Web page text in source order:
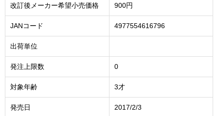
改訂後メーカー希望小売価格 900円
JANコード 4977554616796
出荷単位
発注上限数 0
対象年齢 3才
発売日 2017/2/3